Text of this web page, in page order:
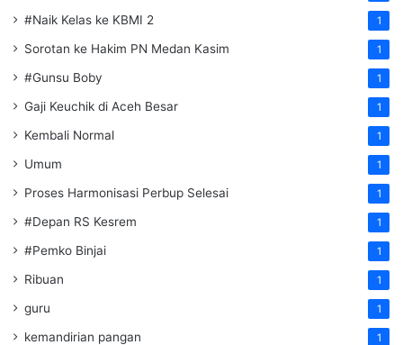
#Naik Kelas ke KBMI 2 1
Sorotan ke Hakim PN Medan Kasim 1
#Gunsu Boby 1
Gaji Keuchik di Aceh Besar 1
Kembali Normal 1
Umum 1
Proses Harmonisasi Perbup Selesai 1
#Depan RS Kesrem 1
#Pemko Binjai 1
Ribuan 1
guru 1
kemandirian pangan 1